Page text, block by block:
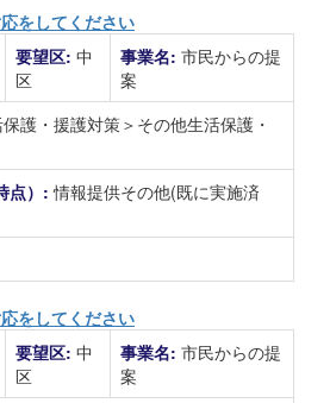
をしてください
要望区: 中
区
事業名: 市民からの提
案
護・援護対策＞その他生活保護・
点）:情報提供その他(既に実施済
をしてください
要望区: 中
区
事業名: 市民からの提
案